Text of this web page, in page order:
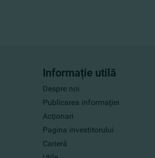
Informație utilă
Despre noi
Publicarea informaţiei
Acţionari
Pagina investitorului
Carieră